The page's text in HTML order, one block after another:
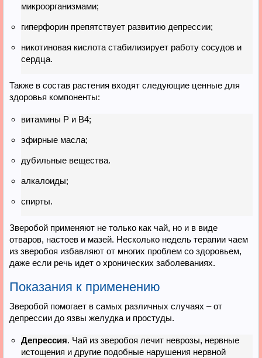
микроорганизмами;
гиперфорин препятствует развитию депрессии;
никотиновая кислота стабилизирует работу сосудов и
сердца.
Также в состав растения входят следующие ценные для
здоровья компоненты:
витамины Р и В4;
эфирные масла;
дубильные вещества.
алкалоиды;
спирты.
Зверобой применяют не только как чай, но и в виде
отваров, настоев и мазей. Несколько недель терапии чаем
из зверобоя избавляют от многих проблем со здоровьем,
даже если речь идет о хронических заболеваниях.
Показания к применению
Зверобой помогает в самых различных случаях – от
депрессии до язвы желудка и простуды.
Депрессия. Чай из зверобоя лечит неврозы, нервные
истощения и другие подобные нарушения нервной